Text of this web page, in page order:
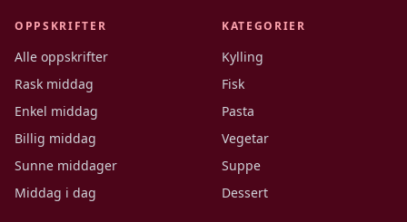
OPPSKRIFTER
Alle oppskrifter
Rask middag
Enkel middag
Billig middag
Sunne middager
Middag i dag
KATEGORIER
Kylling
Fisk
Pasta
Vegetar
Suppe
Dessert